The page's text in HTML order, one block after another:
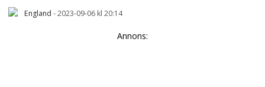
England -2023-09-06 kl 20:14
Annons: